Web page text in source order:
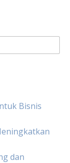
Bisnis
dan